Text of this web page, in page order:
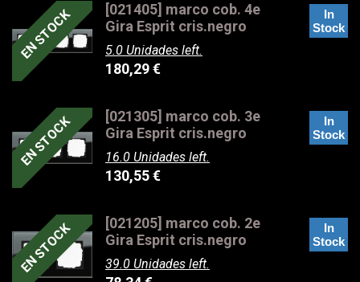
EN STOCK
[021405] marco cob. 4e
Gira Esprit cris.negro
5.0 Unidades left.
180,29€
In
Stock
EN STOCK
[021305] marco cob. 3e
Gira Esprit cris.negro
16.0 Unidades left.
130,55€
In
Stock
EN STOCK
[021205] marco cob. 2e
Gira Esprit cris.negro
39.0 Unidades left.
In
Stock